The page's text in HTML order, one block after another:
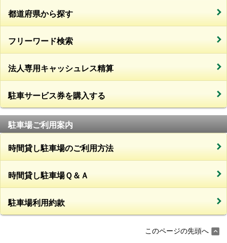
都道府県から探す
フリーワード検索
法人専用キャッシュレス精算
駐車サービス券を購入する
駐車場ご利用案内
時間貸し駐車場のご利用方法
時間貸し駐車場Ｑ＆Ａ
駐車場利用約款
このページの先頭へ